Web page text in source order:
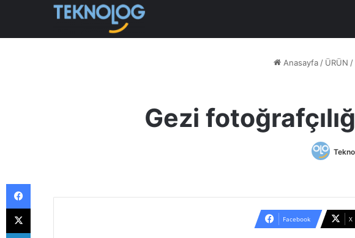
Anasayfa / ÜRÜN /
Gezi
Facebook X
Facebook
X
LinkedIn